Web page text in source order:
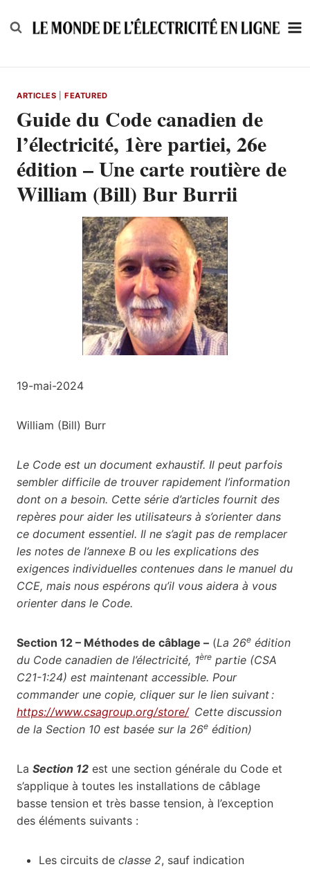
to
ARTICLES |FEATURED
Guide du Code canadien de
l’électricité, 1ère partiei, 26e
édition – Une carte routière de
William (Bill) Bur Burrii
19-mai-2024
William (Bill) Burr
Le Code est un document exhaustif. Il peut parfois
sembler difficile de trouver rapidement l’information
dont on a besoin. Cette série d’articles fournit des
repères pour aider les utilisateurs à s’orienter dans
ce document essentiel. Il ne s’agit pas de remplacer
les notes de l’annexe B ou les explications des
exigences individuelles contenues dans le manuel du
CCE, mais nous espérons qu’il vous aidera à vous
orienter dans le Code.
Section 12 – Méthodes de câblage – (La 26e édition
du Code canadien de l’électricité, 1ère partie (CSA
C21-1:24) est maintenant accessible. Pour
commander une copie, cliquer sur le lien suivant :
https://www.csagroup.org/store/ Cette discussion
de la Section 10 est basée sur la 26e édition)
La Section 12 est une section générale du Code et
s’applique à toutes les installations de câblage
basse tension et très basse tension, à l’exception
des éléments suivants :
Les circuits de classe 2, sauf indication